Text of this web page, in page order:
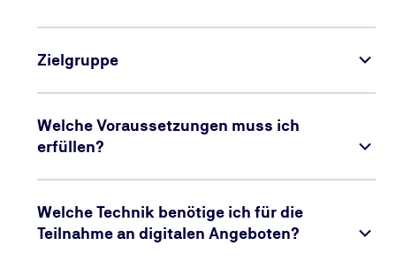
Zielgruppe
Welche Voraussetzungen muss ich
erfüllen?
Welche Technik benötige ich für die
Teilnahme an digitalen Angeboten?